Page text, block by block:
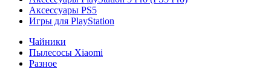
Аксессуары PS5
Игры для PlayStation
Чайники
Пылесосы Xiaomi
Разное